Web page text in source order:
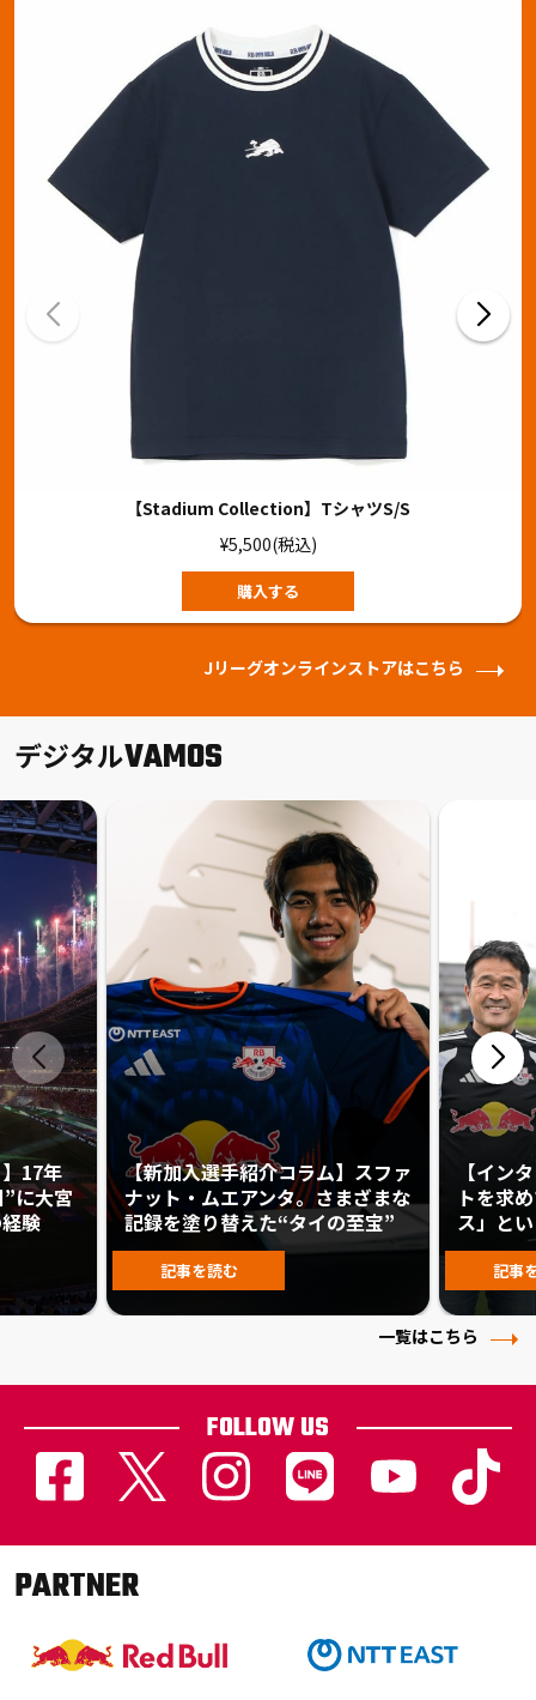
【Stadium Collection】TシャツS/S
¥5,500(税込)
購入する
Jリーグオンラインストアはこちら
デジタルVAMOS
17年
に大宮
験
【新加入選手紹介コラム】スファ
ナット・ムエアンタ。さまざまな
記録を塗り替えた“タイの至宝”
記事を読む
【イン
トを求
ス」と
記事
一覧はこちら
FOLLOW US
PARTNER